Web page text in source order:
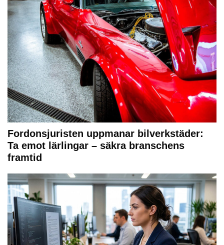
Fordonsjuristen uppmanar bilverkstäder:
Ta emot lärlingar – säkra branschens
framtid